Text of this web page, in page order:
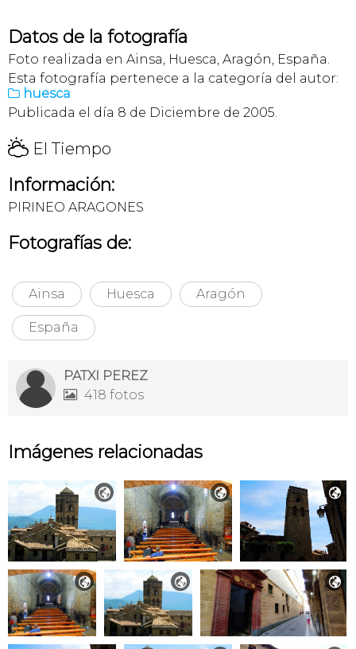
Datos de la fotografía
Foto realizada en Ainsa, Huesca, Aragón, España.
Esta fotografía pertenece a la categoría del autor:
 huesca
Publicada el día 8 de Diciembre de 2005.
H El Tiempo
Información:
PIRINEO ARAGONES
Fotografías de:
Ainsa Huesca Aragón
España
PATXI PEREZ
 418 fotos
Imágenes relacionadas
  
  